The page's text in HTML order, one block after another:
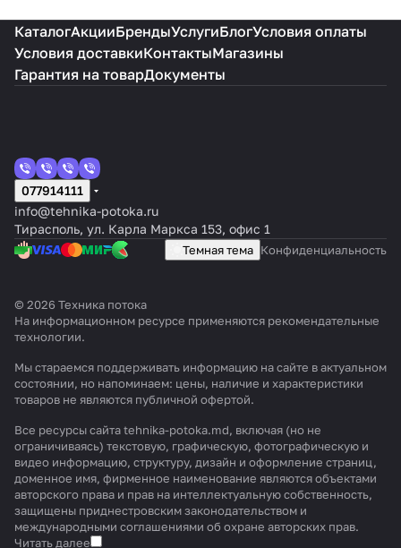
КаталогАкцииБрендыУслугиБлогУсловия оплаты
Условия доставкиКонтактыМагазины
Гарантия на товарДокументы
077914111
info@tehnika-potoka.ru
Тирасполь, ул. Карла Маркса 153, офис 1
Темная тема Конфиденциальность
© 2026 Техника потока
На информационном ресурсе применяются рекомендательные
технологии.
Мы стараемся поддерживать информацию на сайте в актуальном
состоянии, но напоминаем: цены, наличие и характеристики
товаров не являются публичной офертой.
Все ресурсы сайта tehnika-potoka.md, включая (но не
ограничиваясь) текстовую, графическую, фотографическую и
видео информацию, структуру, дизайн и оформление страниц,
доменное имя, фирменное наименование являются объектами
авторского права и прав на интеллектуальную собственность,
защищены приднестровским законодательством и
международными соглашениями об охране авторских прав.
Читать далее